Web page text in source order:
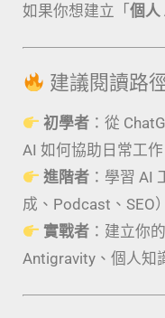
如果你想建立「 個人
建議閱讀路
初學者 ：從
AI 如何協助日常工作
進階者 ：學習 AI
成、Podcast、SEO）
實戰者 ：建立你
Antigravity、個人知